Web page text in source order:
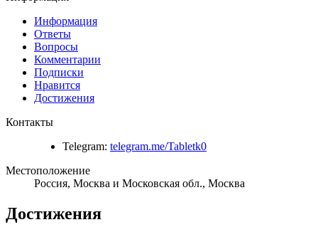
Информация
Ответы
Вопросы
Комментарии
Подписки
Нравится
Достижения
Контакты
Telegram: telegram.me/Tabletk0
Местоположение
Россия, Москва и Московская обл., Москва
Достижения